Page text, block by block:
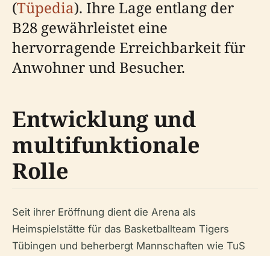
(Tüpedia). Ihre Lage entlang der
B28 gewährleistet eine
hervorragende Erreichbarkeit für
Anwohner und Besucher.
Entwicklung und
multifunktionale
Rolle
Seit ihrer Eröffnung dient die Arena als
Heimspielstätte für das Basketballteam Tigers
Tübingen und beherbergt Mannschaften wie TuS